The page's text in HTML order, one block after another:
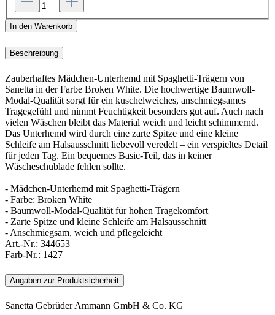
In den Warenkorb
Beschreibung
Zauberhaftes Mädchen-Unterhemd mit Spaghetti-Trägern von
Sanetta in der Farbe Broken White. Die hochwertige Baumwoll-
Modal-Qualität sorgt für ein kuschelweiches, anschmiegsames
Tragegefühl und nimmt Feuchtigkeit besonders gut auf. Auch nach
vielen Wäschen bleibt das Material weich und leicht schimmernd.
Das Unterhemd wird durch eine zarte Spitze und eine kleine
Schleife am Halsausschnitt liebevoll veredelt – ein verspieltes Detail
für jeden Tag. Ein bequemes Basic-Teil, das in keiner
Wäscheschublade fehlen sollte.
- Mädchen-Unterhemd mit Spaghetti-Trägern
- Farbe: Broken White
- Baumwoll-Modal-Qualität für hohen Tragekomfort
- Zarte Spitze und kleine Schleife am Halsausschnitt
- Anschmiegsam, weich und pflegeleicht
Art.-Nr.: 344653
Farb-Nr.: 1427
Angaben zur Produktsicherheit
Sanetta Gebrüder Ammann GmbH & Co. KG